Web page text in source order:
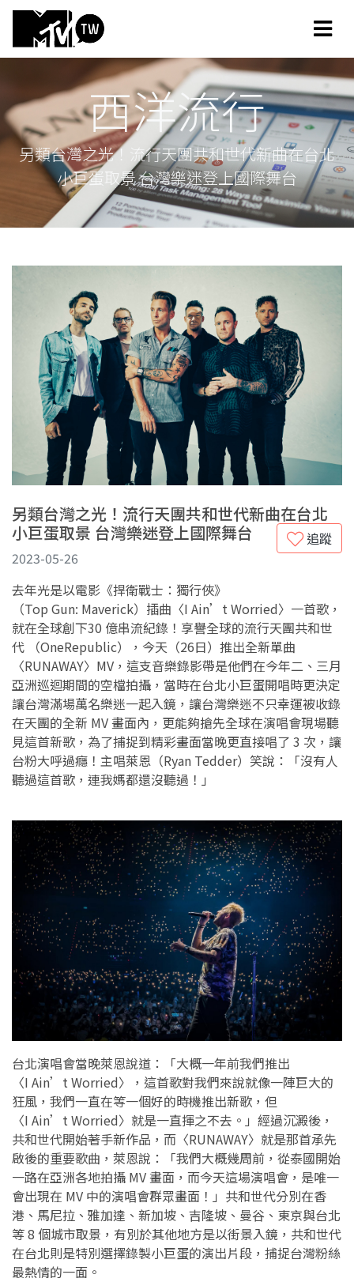
西洋流行
另類台灣之光！流行天團共和世代新曲在台北
小巨蛋取景 台灣樂迷登上國際舞台
另類台灣之光！流行天團共和世代新曲在台北
小巨蛋取景 台灣樂迷登上國際舞台
追蹤
2023-05-26
去年光是以電影《捍衛戰士：獨行俠》
（Top Gun: Maverick）插曲〈I Ain’t Worried〉一首歌，
就在全球創下30 億串流紀錄！享譽全球的流行天團共和世
代 （OneRepublic），今天（26日）推出全新單曲
〈RUNAWAY〉MV，這支音樂錄影帶是他們在今年二、三月
亞洲巡迴期間的空檔拍攝，當時在台北小巨蛋開唱時更決定
讓台灣滿場萬名樂迷一起入鏡，讓台灣樂迷不只幸運被收錄
在天團的全新 MV 畫面內，更能夠搶先全球在演唱會現場聽
見這首新歌，為了捕捉到精彩畫面當晚更直接唱了 3 次，讓
台粉大呼過癮！主唱萊恩（Ryan Tedder）笑說：「沒有人
聽過這首歌，連我媽都還沒聽過！」
台北演唱會當晚萊恩說道：「大概一年前我們推出
〈I Ain’t Worried〉，這首歌對我們來說就像一陣巨大的
狂風，我們一直在等一個好的時機推出新歌，但
〈I Ain’t Worried〉就是一直揮之不去。」經過沉澱後，
共和世代開始著手新作品，而〈RUNAWAY〉就是那首承先
啟後的重要歌曲，萊恩說：「我們大概幾周前，從泰國開始
一路在亞洲各地拍攝 MV 畫面，而今天這場演唱會，是唯一
會出現在 MV 中的演唱會群眾畫面！」共和世代分別在香
港、馬尼拉、雅加達、新加坡、吉隆坡、曼谷、東京與台北
等 8 個城市取景，有別於其他地方是以街景入鏡，共和世代
在台北則是特別選擇錄製小巨蛋的演出片段，捕捉台灣粉絲
最熱情的一面。